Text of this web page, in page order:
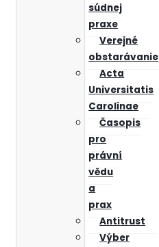
súdnej
praxe
Verejné
obstarávanie
Acta
Universitatis
Carolinae
Časopis
pro
právní
vědu
a
prax
Antitrust
Výber